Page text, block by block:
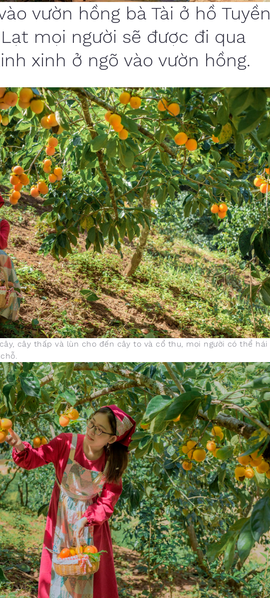
vườn hồng bà Tài ở hồ Tuyền
mọi người sẽ được đi qua
xinh ở ngõ vào vườn hồng.
cây thấp và lùn cho đến cây to và cổ thụ, mọi người có thể hái